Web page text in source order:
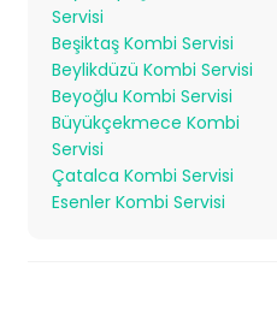
Servisi
Beşiktaş Kombi Servisi
Beylikdüzü Kombi Servisi
Beyoğlu Kombi Servisi
Büyükçekmece Kombi
Servisi
Çatalca Kombi Servisi
Esenler Kombi Servisi